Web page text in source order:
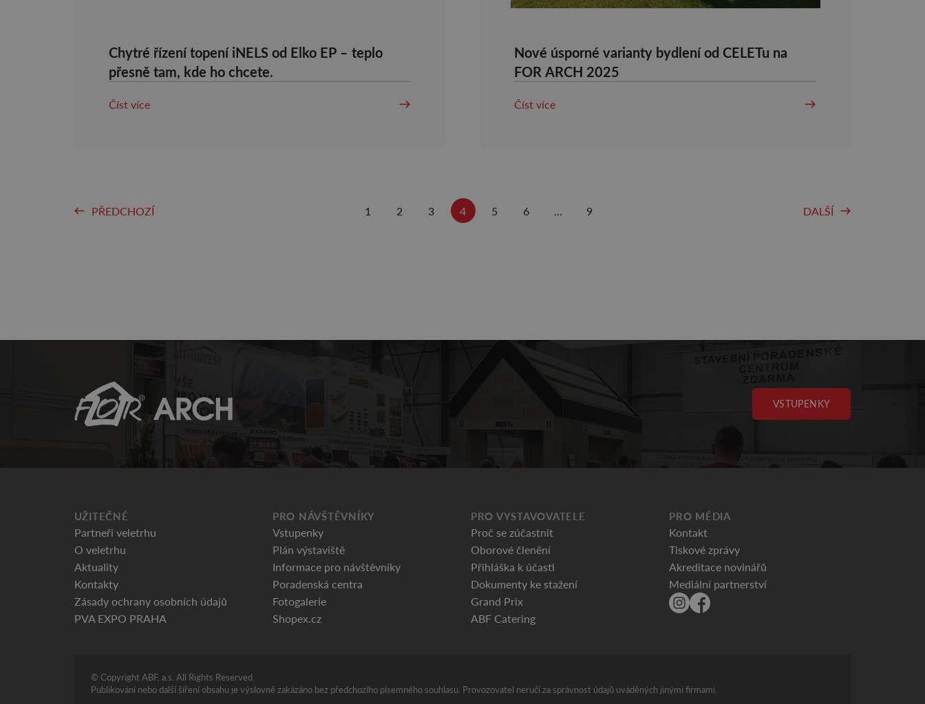
Chytré řízení topení iNELS od Elko EP – teplo
přesně tam, kde ho chcete.
Číst více
Nové úsporné varianty bydlení od CELETu na
FOR ARCH 2025
Číst více
PŘEDCHOZÍ 1 2 3 4 5 6 … 9 DALŠÍ
VSTUPENKY
UŽITEČNÉ
Partneři veletrhu
O veletrhu
Aktuality
Kontakty
Zásady ochrany osobních údajů
PVA EXPO PRAHA
PRO NÁVŠTĚVNÍKY
Vstupenky
Plán výstaviště
Informace pro návštěvníky
Poradenská centra
Fotogalerie
Shopex.cz
PRO VYSTAVOVATELE
Proč se zúčastnit
Oborové členění
Přihláška k účasti
Dokumenty ke stažení
Grand Prix
ABF Catering
PRO MÉDIA
Kontakt
Tiskové zprávy
Akreditace novinářů
Mediální partnerství
© Copyright ABF, a.s. All Rights Reserved.
Publikování nebo další šíření obsahu je výslovně zakázáno bez předchozího písemného souhlasu. Provozovatel neručí za správnost údajů uváděných jinými firmami.